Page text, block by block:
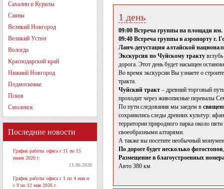
Сахалин и Курилы
Саяны
Великий Новгород
Великий Устюг
Вологда
Краснодарский край
Нижний Новгород
Подмосковье
Псков
Смоленск
Последние новости
График работы офиса с 11 по 15
июня 2026 г.
11.06.2026
График работы офиса с 1 по 4 мая и
с 9 по 12 мая 2026 г.
1 день
09:00 Встреча группы на площади
09:40 Встреча группы в аэропорту г.
Ланч-дегустация алтайской
Экскурсия по Чуйскому тракту
дорога. Этот день будет насыщен
Во время экскурсии Вы узнаете о
тракта.
Чуйский тракт – древний торговый
проходит через живописные перевалы
По пути следования мы заедем в
сохранились следы древних культур:
территории природного парка около
своеобразными алтарями.
А также вы посетите необычный
По дороге будет несколько фотостопов
Размещение в благоустроенных
Авто 380 км